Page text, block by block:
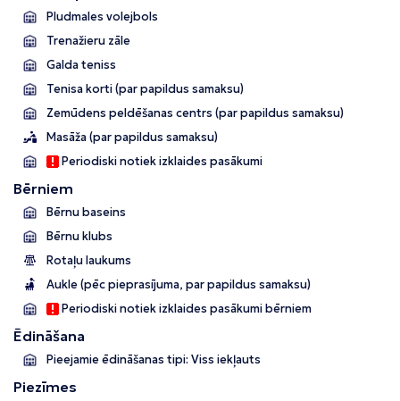
Pludmales volejbols
Trenažieru zāle
Galda teniss
Tenisa korti (par papildus samaksu)
Zemūdens peldēšanas centrs (par papildus samaksu)
Masāža (par papildus samaksu)
Periodiski notiek izklaides pasākumi
Bērniem
Bērnu baseins
Bērnu klubs
Rotaļu laukums
Aukle (pēc pieprasījuma, par papildus samaksu)
Periodiski notiek izklaides pasākumi bērniem
Ēdināšana
Pieejamie ēdināšanas tipi: Viss iekļauts
Piezīmes